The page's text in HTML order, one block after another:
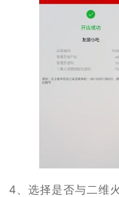
4、选择是否与二维